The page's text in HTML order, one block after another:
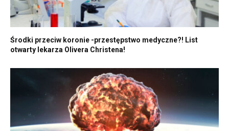
Środki przeciw koronie -przestępstwo medyczne?! List
otwarty lekarza Olivera Christena!